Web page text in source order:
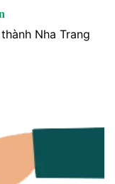
Nha Trang